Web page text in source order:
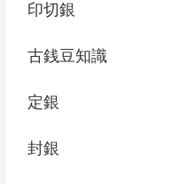
印切銀
古銭豆知識
定銀
封銀